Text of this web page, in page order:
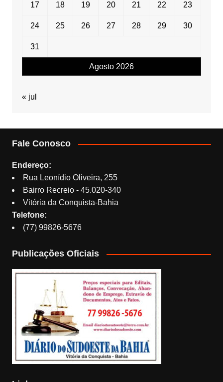
Agosto 2026
17 18 19 20 21 22 23
24 25 26 27 28 29 30
31
« jul
Fale Conosco
Endereço:
Rua Leonídio Oliveira, 255
Bairro Recreio - 45.020-340
Vitória da Conquista-Bahia
Telefone:
(77) 99826-5676
Publicações Oficiais